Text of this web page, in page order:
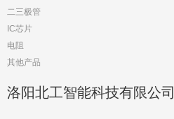
二三极管
IC芯片
电阻
其他产品
洛阳北工智能科技有限公司